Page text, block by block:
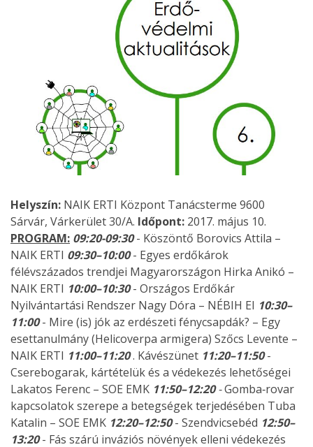
Helyszín: NAIK ERTI Központ Tanácsterme 9600
Sárvár, Várkerület 30/A. Időpont: 2017. május 10.
PROGRAM: 09:20-09:30- Köszöntő Borovics Attila –
NAIK ERTI 09:30–10:00- Egyes erdőkárok
félévszázados trendjei Magyarországon Hirka Anikó –
NAIK ERTI 10:00–10:30 - Országos Erdőkár
Nyilvántartási Rendszer Nagy Dóra – NÉBIH EI 10:30–
11:00- Mire (is) jók az erdészeti fénycsapdák? – Egy
esettanulmány (Helicoverpa armigera) Szőcs Levente –
NAIK ERTI 11:00–11:20. Kávészünet 11:20–11:50-
Cserebogarak, kártételük és a védekezés lehetőségei
Lakatos Ferenc – SOE EMK 11:50–12:20-Gomba‐rovar
kapcsolatok szerepe a betegségek terjedésében Tuba
Katalin – SOE EMK 12:20–12:50- Szendvicsebéd 12:50–
13:20- Fás szárú inváziós növények elleni védekezés